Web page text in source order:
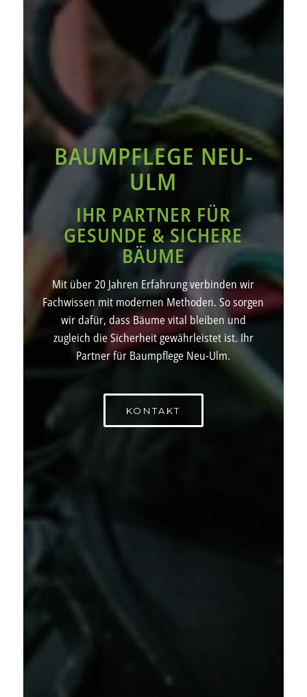
BAUMPFLEGE NEU-
ULM
IHR PARTNER FÜR
GESUNDE & SICHERE
BÄUME
Mit über 20 Jahren Erfahrung verbinden wir
Fachwissen mit modernen Methoden. So sorgen
wir dafür, dass Bäume vital bleiben und
zugleich die Sicherheit gewährleistet ist. Ihr
Partner für Baumpflege Neu-Ulm.
KONTAKT